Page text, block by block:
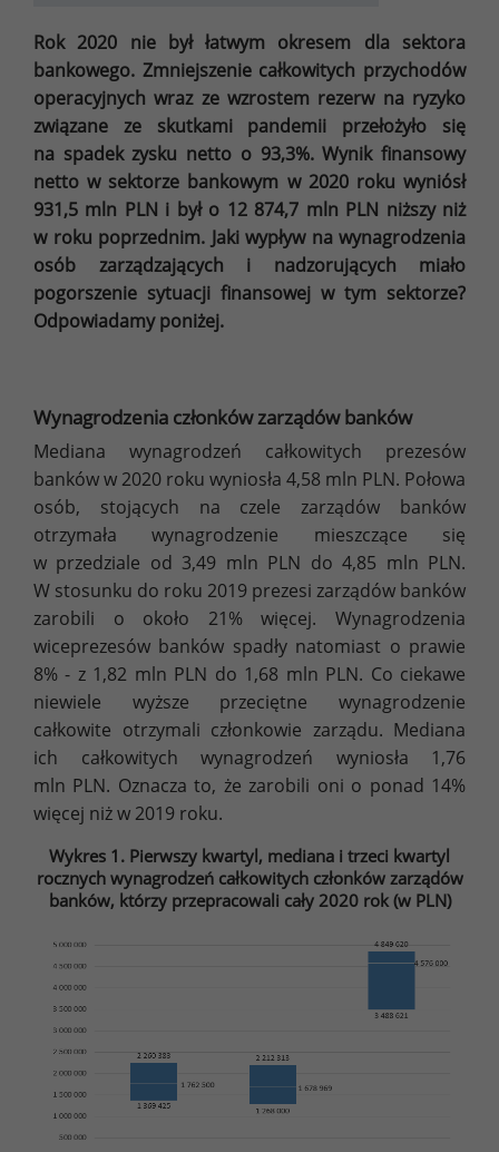
Rok 2020 nie był łatwym okresem dla sektora
bankowego. Zmniejszenie całkowitych przychodów
operacyjnych wraz ze wzrostem rezerw na ryzyko
związane ze skutkami pandemii przełożyło się
na spadek zysku netto o 93,3%. Wynik finansowy
netto w sektorze bankowym w 2020 roku wyniósł
931,5 mln PLN i był o 12 874,7 mln PLN niższy niż
w roku poprzednim. Jaki wypływ na wynagrodzenia
osób zarządzających i nadzorujących miało
pogorszenie sytuacji finansowej w tym sektorze?
Odpowiadamy poniżej.
Wynagrodzenia członków zarządów banków
Mediana wynagrodzeń całkowitych prezesów
banków w 2020 roku wyniosła 4,58 mln PLN. Połowa
osób, stojących na czele zarządów banków
otrzymała wynagrodzenie mieszczące się
w przedziale od 3,49 mln PLN do 4,85 mln PLN.
W stosunku do roku 2019 prezesi zarządów banków
zarobili o około 21% więcej. Wynagrodzenia
wiceprezesów banków spadły natomiast o prawie
8% - z 1,82 mln PLN do 1,68 mln PLN. Co ciekawe
niewiele wyższe przeciętne wynagrodzenie
całkowite otrzymali członkowie zarządu. Mediana
ich całkowitych wynagrodzeń wyniosła 1,76
mln PLN. Oznacza to, że zarobili oni o ponad 14%
więcej niż w 2019 roku.
Wykres 1. Pierwszy kwartyl, mediana i trzeci kwartyl
rocznych wynagrodzeń całkowitych członków zarządów
banków, którzy przepracowali cały 2020 rok (w PLN)